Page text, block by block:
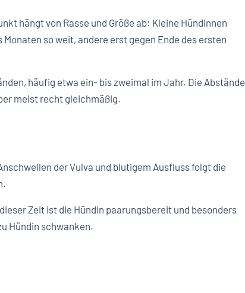
hängt von Rasse und Größe ab: Kleine Hündinnen
so weit, andere erst gegen Ende des ersten
häufig etwa ein- bis zweimal im Jahr. Die Abstände
meist recht gleichmäßig.
der Vulva und blutigem Ausfluss folgt die
Zeit ist die Hündin paarungsbereit und besonders
Hündin schwanken.